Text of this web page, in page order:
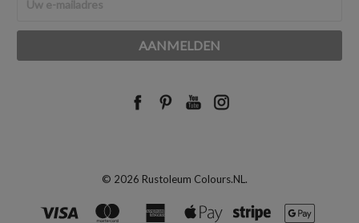
mailadres
© 2026 Rustoleum Colours.NL.